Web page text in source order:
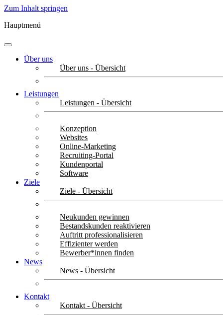
Zum Inhalt springen
Hauptmenü
Über uns
Über uns - Übersicht
Leistungen
Leistungen - Übersicht
Konzeption
Websites
Online-Marketing
Recruiting-Portal
Kundenportal
Software
Ziele
Ziele - Übersicht
Neukunden gewinnen
Bestandskunden reaktivieren
Auftritt professionalisieren
Effizienter werden
Bewerber*innen finden
News
News - Übersicht
Kontakt
Kontakt - Übersicht